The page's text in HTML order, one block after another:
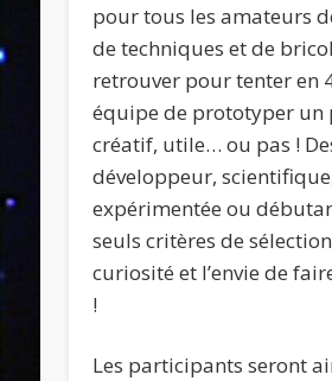
pour tous les amateurs
de techniques et de
retrouver pour tenter en
équipe de prototyper un
créatif, utile… ou pas !
développeur,
expérimentée ou
seuls critères de
curiosité et l’envie de
!
Les participants seront